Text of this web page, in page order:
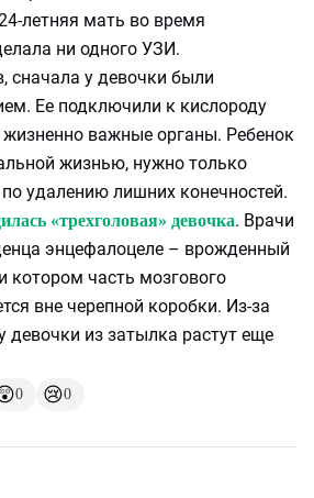
летняя мать во время
ни одного УЗИ.
сначала у девочки были
Ее подключили к кислороду
жизненно важные органы. Ребенок
жизнью, нужно только
удалению лишних конечностей.
«трехголовая» девочка. Врачи
энцефалоцеле – врожденный
котором часть мозгового
вне черепной коробки. Из-за
девочки из затылка растут еще
0 😢0